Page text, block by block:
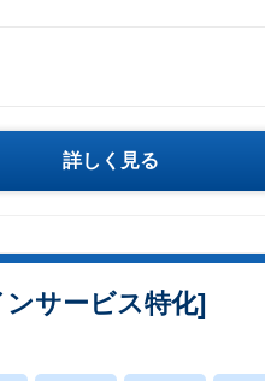
詳しく見る
サービス特化]